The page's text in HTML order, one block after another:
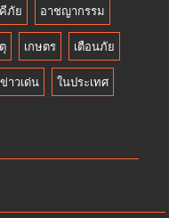
ภัย อาชญากรรม
เกษตร เตือนภัย
าวเด่น ในประเทศ